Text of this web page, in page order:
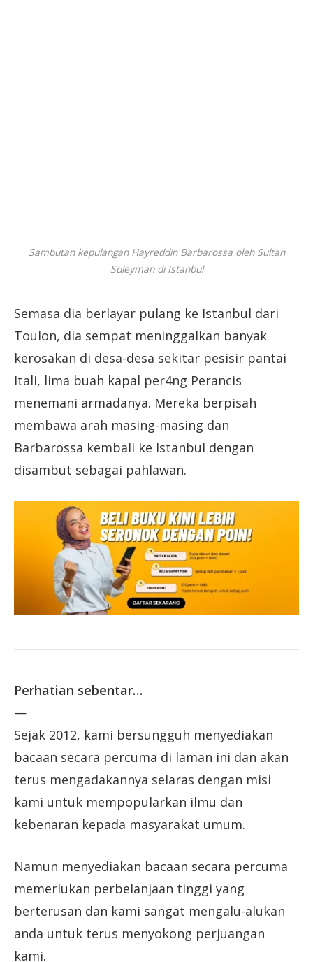
Sambutan kepulangan Hayreddin Barbarossa oleh Sultan
Süleyman di Istanbul
Semasa dia berlayar pulang ke Istanbul dari
Toulon, dia sempat meninggalkan banyak
kerosakan di desa-desa sekitar pesisir pantai
Itali, lima buah kapal per4ng Perancis
menemani armadanya. Mereka berpisah
membawa arah masing-masing dan
Barbarossa kembali ke Istanbul dengan
disambut sebagai pahlawan.
Perhatian sebentar…
—
Sejak 2012, kami bersungguh menyediakan
bacaan secara percuma di laman ini dan akan
terus mengadakannya selaras dengan misi
kami untuk mempopularkan ilmu dan
kebenaran kepada masyarakat umum.
Namun menyediakan bacaan secara percuma
memerlukan perbelanjaan tinggi yang
berterusan dan kami sangat mengalu-alukan
anda untuk terus menyokong perjuangan
kami.